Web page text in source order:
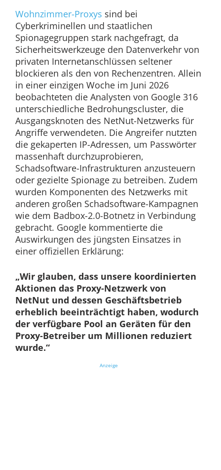
Wohnzimmer-Proxys sind bei
Cyberkriminellen und staatlichen
Spionagegruppen stark nachgefragt, da
Sicherheitswerkzeuge den Datenverkehr von
privaten Internetanschlüssen seltener
blockieren als den von Rechenzentren. Allein
in einer einzigen Woche im Juni 2026
beobachteten die Analysten von Google 316
unterschiedliche Bedrohungscluster, die
Ausgangsknoten des NetNut-Netzwerks für
Angriffe verwendeten. Die Angreifer nutzten
die gekaperten IP-Adressen, um Passwörter
massenhaft durchzuprobieren,
Schadsoftware-Infrastrukturen anzusteuern
oder gezielte Spionage zu betreiben. Zudem
wurden Komponenten des Netzwerks mit
anderen großen Schadsoftware-Kampagnen
wie dem Badbox-2.0-Botnetz in Verbindung
gebracht. Google kommentierte die
Auswirkungen des jüngsten Einsatzes in
einer offiziellen Erklärung:
„Wir glauben, dass unsere koordinierten
Aktionen das Proxy-Netzwerk von
NetNut und dessen Geschäftsbetrieb
erheblich beeinträchtigt haben, wodurch
der verfügbare Pool an Geräten für den
Proxy-Betreiber um Millionen reduziert
wurde.“
Anzeige